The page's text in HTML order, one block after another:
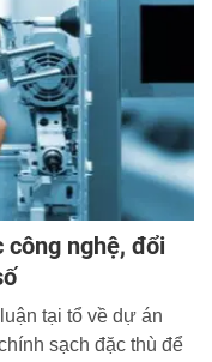
nghệ, đổi
tại tổ về dự án
sạch đặc thù để